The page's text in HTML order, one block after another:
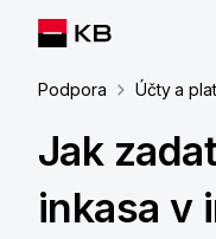
Podpora Účty a
Jak
inkasa v